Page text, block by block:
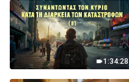
1:34:28